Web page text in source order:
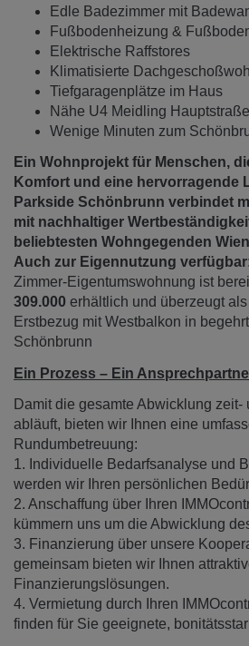
Edle Badezimmer mit
Fußbodenheizung &
Elektrische Raffstores
Klimatisierte
Tiefgaragenplätze im Haus
Nähe U4 Meidling Hauptstraße
Wenige Minuten zum
Ein Wohnprojekt für Menschen,
Komfort und eine hervorragende
Parkside Schönbrunn verbindet
mit nachhaltiger
beliebtesten Wohngegenden
Auch zur Eigennutzung
Zimmer-Eigentumswohnung ist
309.000 erhältlich und überzeugt
Erstbezug mit Westbalkon in
Schönbrunn
Ein Prozess – Ein
Damit die gesamte Abwicklung zeit-
abläuft, bieten wir Ihnen eine
Rundumbetreuung:
1. Individuelle Bedarfsanalyse und
werden wir Ihren persönlichen
2. Anschaffung über Ihren
kümmern uns um die Abwicklung
3. Finanzierung über unsere
gemeinsam bieten wir Ihnen
Finanzierungslösungen.
4. Vermietung durch Ihren
finden für Sie geeignete,